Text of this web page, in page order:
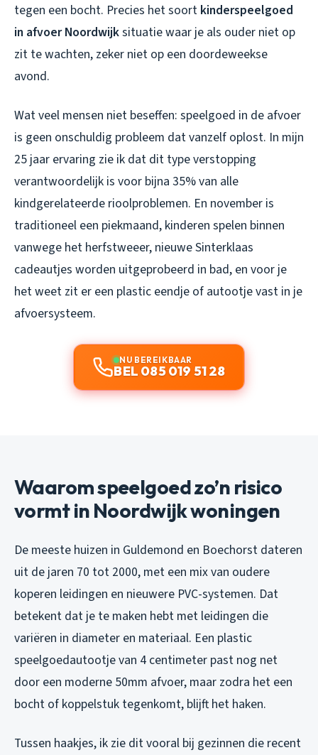
tegen een bocht. Precies het soort kinderspeelgoed
in afvoer Noordwijksituatie waar je als ouder niet op
zit te wachten, zeker niet op een doordeweekse
avond.
Wat veel mensen niet beseffen: speelgoed in de afvoer
is geen onschuldig probleem dat vanzelf oplost. In mijn
25 jaar ervaring zie ik dat dit type verstopping
verantwoordelijk is voor bijna 35% van alle
kindgerelateerde rioolproblemen. En november is
traditioneel een piekmaand, kinderen spelen binnen
vanwege het herfstweeer, nieuwe Sinterklaas
cadeautjes worden uitgeprobeerd in bad, en voor je
het weet zit er een plastic eendje of autootje vast in je
afvoersysteem.
NU BEREIKBAAR
BEL 085 019 51 28
Waarom speelgoed zo’n risico
vormt in Noordwijk woningen
De meeste huizen in Guldemond en Boechorst dateren
uit de jaren 70 tot 2000, met een mix van oudere
koperen leidingen en nieuwere PVC-systemen. Dat
betekent dat je te maken hebt met leidingen die
variëren in diameter en materiaal. Een plastic
speelgoedautootje van 4 centimeter past nog net
door een moderne 50mm afvoer, maar zodra het een
bocht of koppelstuk tegenkomt, blijft het haken.
Tussen haakjes, ik zie dit vooral bij gezinnen die recent